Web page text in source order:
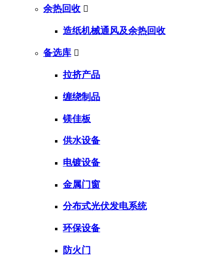
余热回收 
造纸机械通风及余热回收
备选库 
拉挤产品
缠绕制品
镁佳板
供水设备
电镀设备
金属门窗
分布式光伏发电系统
环保设备
防火门